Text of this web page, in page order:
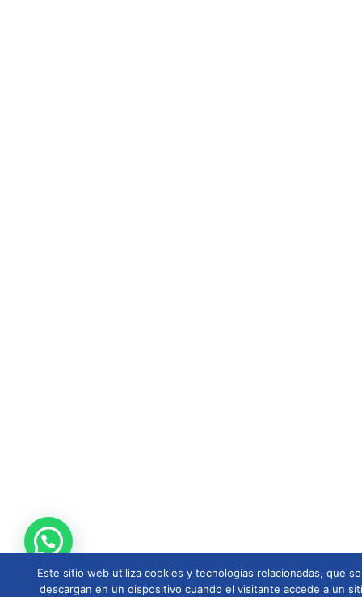
Este sitio web utiliza cookies y tecnologías relacionadas, que
descargan en un dispositivo cuando el visitante accede a un